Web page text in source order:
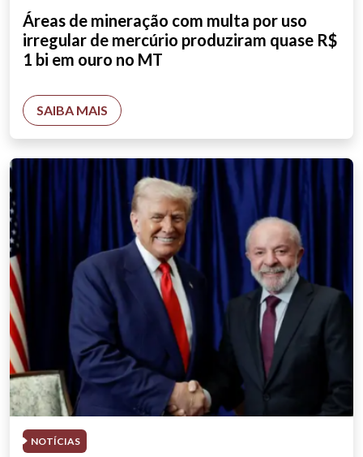
Áreas de mineração com multa por uso
irregular de mercúrio produziram quase R$
1 bi em ouro no MT
SAIBA MAIS
NOTÍCIAS